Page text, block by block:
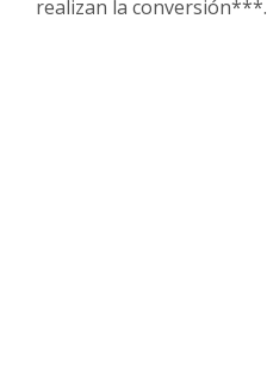
realizan la conversión***.